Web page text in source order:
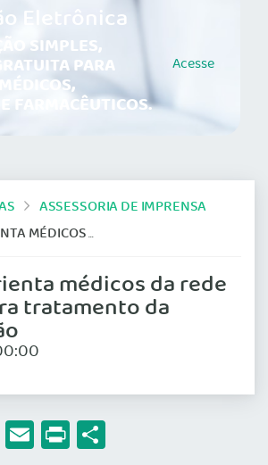
Eletrônica
SIMPLES,
PARA
FARMACÊUTICOS.
Acesse
ASSESSORIA DE IMPRENSA
PARA TRATAMENTO DA HIPERTENSÃO
médicos da rede
tratamento da
LinkedIn
Email
Print